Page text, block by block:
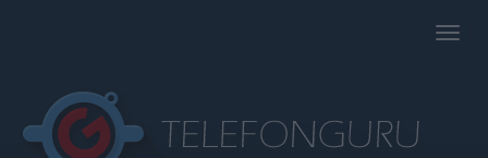
Toggle